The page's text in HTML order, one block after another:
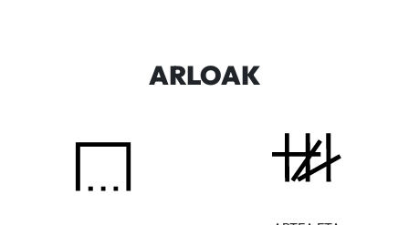
ARLOAK